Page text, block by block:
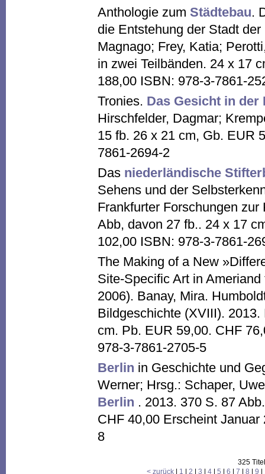
Anthologie zum Städtebau.
die Entstehung der Stadt
Magnago; Frey, Katia;
in zwei Teilbänden. 24 x 17
188,00 ISBN: 978-3-7861-
Tronies. Das Gesicht in der
Hirschfelder, Dagmar;
15 fb. 26 x 21 cm, Gb. EUR
7861-2694-2
Das niederländische
Sehens und der
Frankfurter Forschungen
Abb, davon 27 fb.. 24 x 17
102,00 ISBN: 978-3-7861-
The Making of a New
Site-Specific Art in
2006). Banay, Mira.
Bildgeschichte (XVIII).
cm. Pb. EUR 59,00. CHF
978-3-7861-2705-5
Berlin in Geschichte und
Werner; Hrsg.: Schaper,
Berlin . 2013. 370 S. 87
CHF 40,00 Erscheint
8
325
< zurück
1 2 3 4 5 6 7 8 9